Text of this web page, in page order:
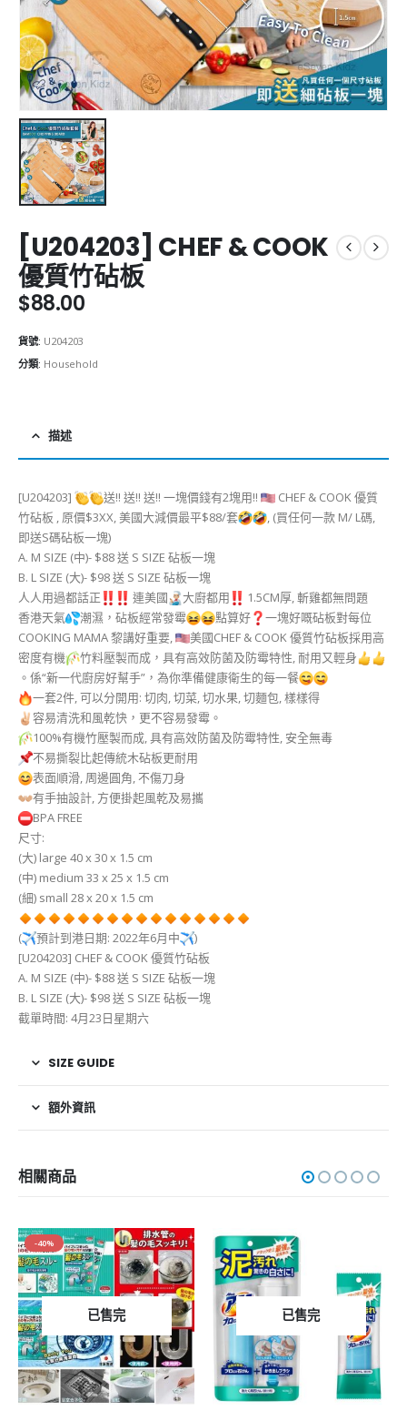
[U204203] CHEF & COOK
優質竹砧板
$88.00
貨號: U204203
分類: Household
描述
[U204203] 送!! 送!! 送!! 一塊價錢有2塊用!!
CHEF & COOK 優質
竹砧板 , 原價$3XX, 美國大減價最平$88/套
, (買任何一款 M/ L碼,
即送S碼砧板一塊)
A. M SIZE (中)- $88 送 S SIZE 砧板一塊
B. L SIZE (大)- $98 送 S SIZE 砧板一塊
人人用過都話正
連美國 大廚都用
1.5CM厚, 斬雞都無問題
香港天氣
潮濕，砧板經常發霉 點算好
一塊好嘅砧板對每位
COOKING MAMA 黎講好重要,
美國CHEF & COOK 優質竹砧板採用高
密度有機
竹料壓製而成，具有高效防菌及防霉特性, 耐用又輕身
。係“新一代廚房好幫手”，為你準備健康衛生的每一餐
一套2件, 可以分開用: 切肉, 切菜, 切水果, 切麵包, 樣樣得
容易清洗和風乾快，更不容易發霉。
100%有機竹壓製而成, 具有高效防菌及防霉特性, 安全無毒
不易撕裂比起傳統木砧板更耐用
表面順滑, 周邊圓角, 不傷刀身
有手抽設計, 方便掛起風乾及易攜
BPA FREE
尺寸:
(大) large 40 x 30 x 1.5 cm
(中) medium 33 x 25 x 1.5 cm
(細) small 28 x 20 x 1.5 cm
( 預計到港日期: 2022年6月中
)
[U204203] CHEF & COOK 優質竹砧板
A. M SIZE (中)- $88 送 S SIZE 砧板一塊
B. L SIZE (大)- $98 送 S SIZE 砧板一塊
截單時間: 4月23日星期六
SIZE GUIDE
額外資訊
相關商品
-40%
已售完 已售完